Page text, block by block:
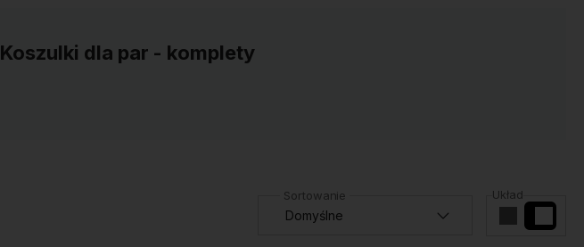
Koszulki dla par - komplety
Układ